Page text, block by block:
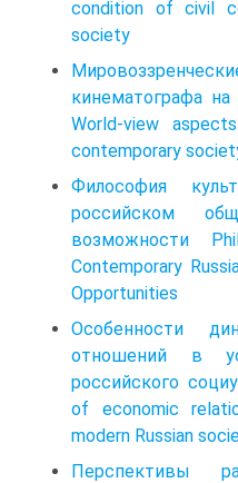
condition of civil
society
кинематографа
World-view
contemporary
Философия
российском
возможности
Contemporary
Opportunities
Особенности
отношений в
российского
of economic
modern Russian
Перспективы